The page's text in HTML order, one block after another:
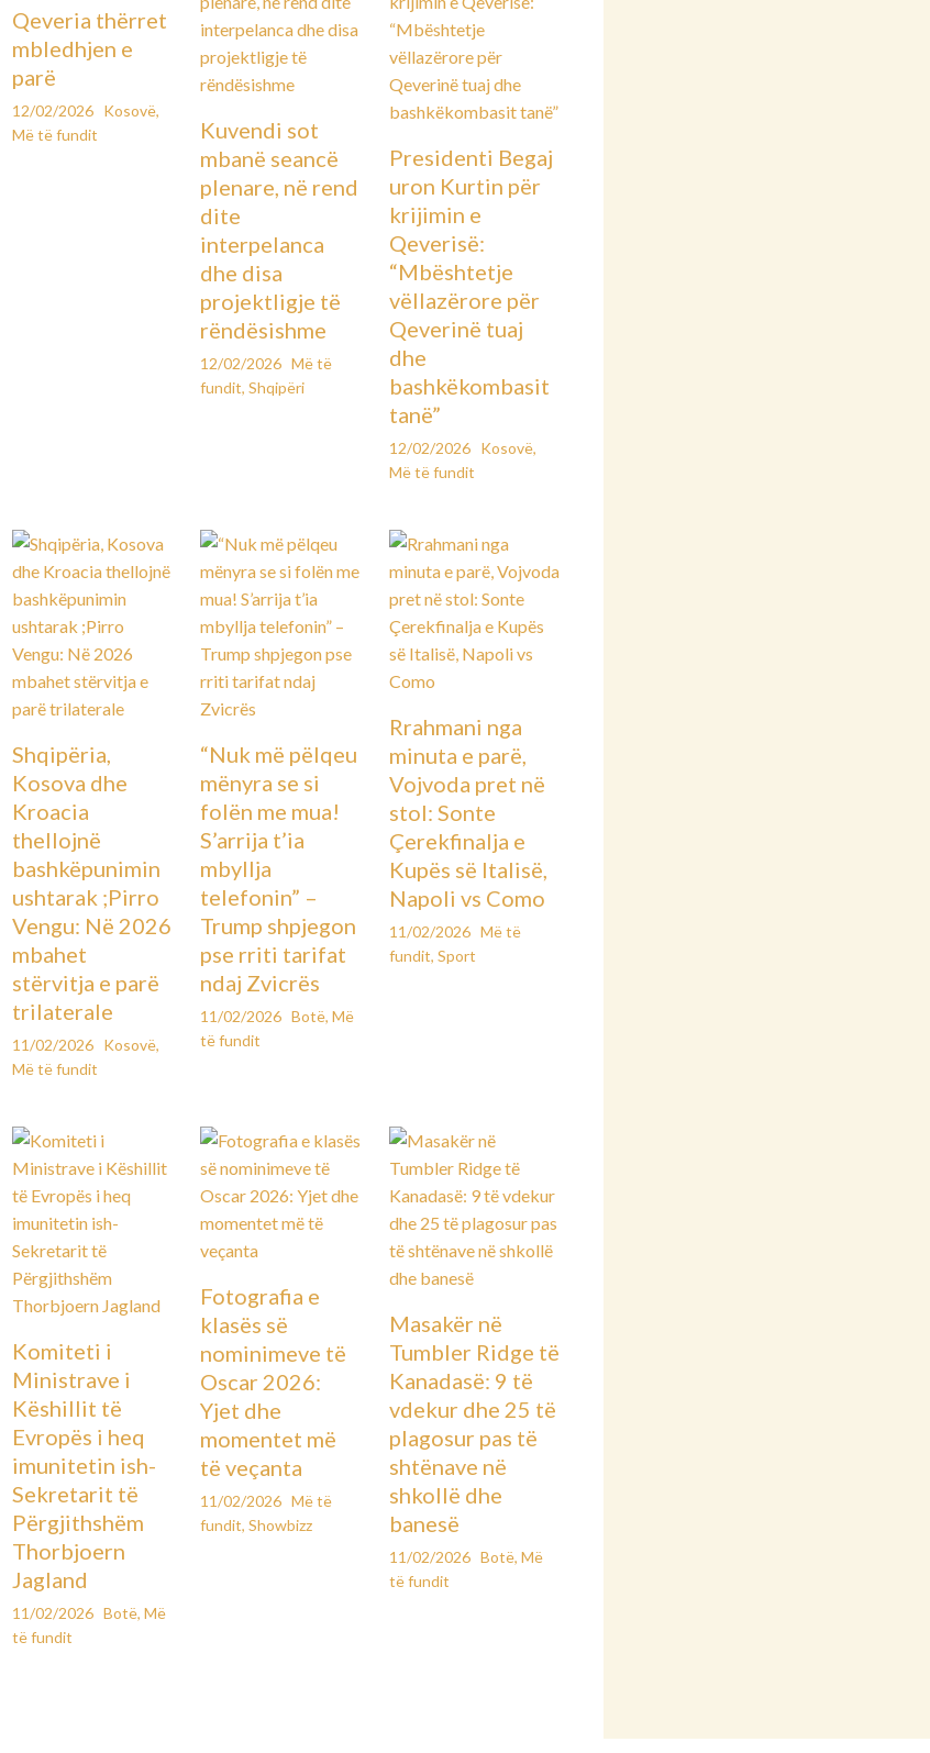
Qeveria thërret
mbledhjen e
parë
12/02/2026 Kosovë,
Më të fundit
Kuvendi sot
mbanë seancë
plenare, në rend
dite
interpelanca
dhe disa
projektligje të
rëndësishme
12/02/2026 Më të
fundit,Shqipëri
Presidenti Begaj
uron Kurtin për
krijimin e
Qeverisë:
“Mbështetje
vëllazërore për
Qeverinë tuaj
dhe
bashkëkombasit
tanë”
12/02/2026 Kosovë,
Më të fundit
Shqipëria,
Kosova dhe
Kroacia
thellojnë
bashkëpunimin
ushtarak ;Pirro
Vengu: Në 2026
mbahet
stërvitja e parë
trilaterale
11/02/2026 Kosovë,
Më të fundit
“Nuk më pëlqeu
mënyra se si
folën me mua!
S’arrija t’ia
mbyllja
telefonin” –
Trump shpjegon
pse rriti tarifat
ndaj Zvicrës
11/02/2026 Botë,Më
të fundit
Rrahmani nga
minuta e parë,
Vojvoda pret në
stol: Sonte
Çerekfinalja e
Kupës së Italisë,
Napoli vs Como
11/02/2026 Më të
fundit, Sport
Komiteti i
Ministrave i
Këshillit të
Evropës i heq
imunitetin ish-
Sekretarit të
Përgjithshëm
Thorbjoern
Jagland
11/02/2026 Botë, Më
të fundit
Fotografia e
klasës së
nominimeve të
Oscar 2026:
Yjet dhe
momentet më
të veçanta
11/02/2026 Më të
fundit,Showbizz
Masakër në
Tumbler Ridge të
Kanadasë: 9 të
vdekur dhe 25 të
plagosur pas të
shtënave në
shkollë dhe
banesë
11/02/2026 Botë, Më
të fundit